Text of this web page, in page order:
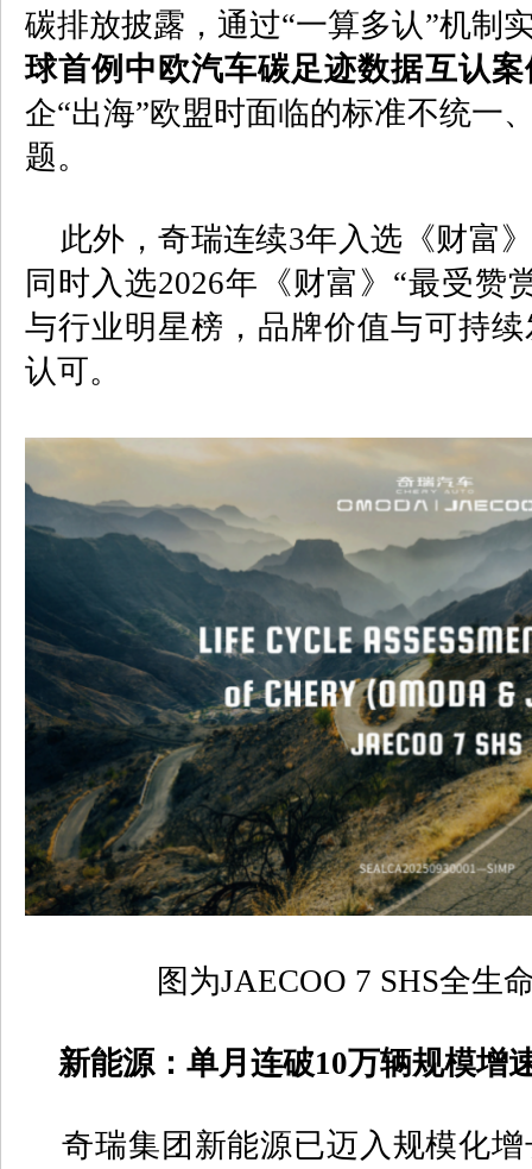
碳排放披露，通过“一算多认”机制
球首例中欧汽车碳足迹数据互认案
企“出海”欧盟时面临的标准不统一
题。
此外，奇瑞连续3年入选《财富
同时入选2026年《财富》“最受赞
与行业明星榜，品牌价值与可持
认可。
图为JAECOO 7 SHS全生
新能源：单月连破10万辆规模增
奇瑞集团新能源已迈入规模化增